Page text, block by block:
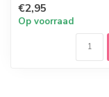
€2,95
Op voorraad